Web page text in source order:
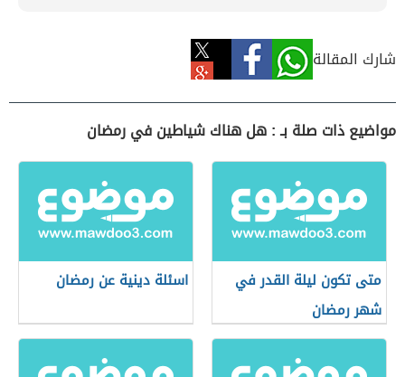
شارك المقالة
مواضيع ذات صلة بـ : هل هناك شياطين في رمضان
متى تكون ليلة القدر في
شهر رمضان
اسئلة دينية عن رمضان